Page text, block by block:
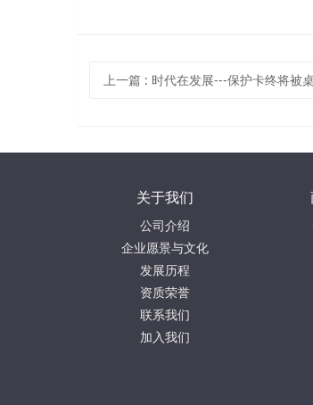
上一篇 : 时代在发展---保护卡终将被
关于我们
公司介绍
企业愿景与文化
发展历程
资质荣誉
联系我们
加入我们